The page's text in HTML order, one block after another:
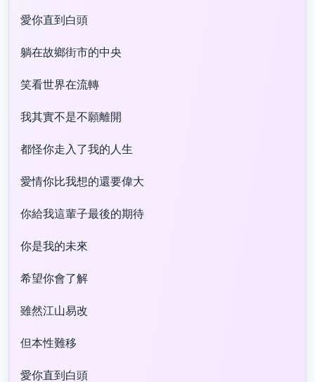
愛你直到白頭
躺在故鄉街市的中央
笑看世界在流轉
我其實不是不願離開
都怪你走入了我的人生
愛情你比我想的還要偉大
你給我這輩子最後的期待
你是我的未來
希望你會了解
雖然江山易改
但本性難移
愛你直到白頭